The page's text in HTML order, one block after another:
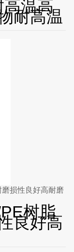
温高
耐高温
损性良好高耐磨
树脂
良好高